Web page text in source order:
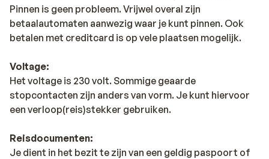
Pinnen is geen probleem. Vrijwel overal zijn
betaalautomaten aanwezig waar je kunt pinnen. Ook
betalen met creditcard is op vele plaatsen mogelijk.
Voltage:
Het voltage is 230 volt. Sommige geaarde
stopcontacten zijn anders van vorm. Je kunt hiervoor
een verloop(reis)stekker gebruiken.
Reisdocumenten:
Je dient in het bezit te zijn van een geldig paspoort of